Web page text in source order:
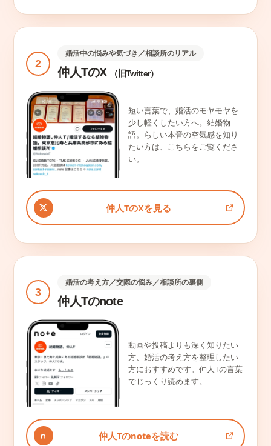
2
婚活中の悩みや気づき／相談所のリアル
仲人TのX （旧Twitter）
短い言葉で、婚活のモヤモヤを
少し軽くしたい方へ。結婚物
語。らしい本音の空気感を知り
たい方は、こちらをご覧くださ
い。
仲人TのXを見る
3
婚活の考え方／交際の悩み／相談所の裏側
仲人Tのnote
動画や投稿よりも深く知りたい
方、婚活の考え方を整理したい
方におすすめです。仲人Tの言葉
でじっくり読めます。
仲人Tのnoteを読む